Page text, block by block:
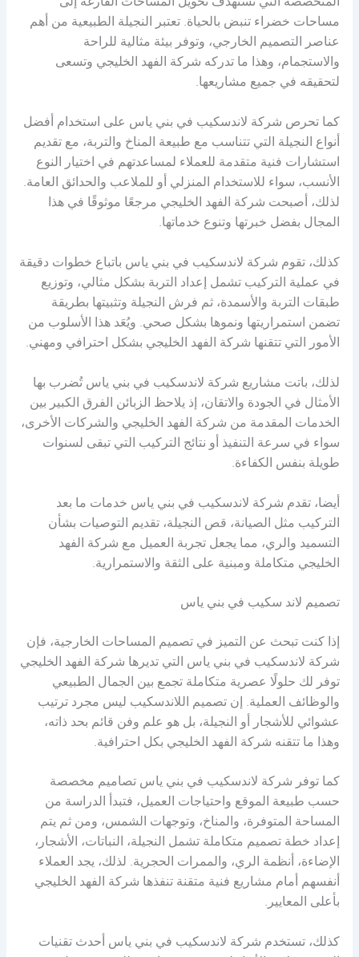
المتخصصة التي تستهدف تحويل المساحات الفارغة إلى
مساحات خضراء تنبض بالحياة. تعتبر النجيلة الطبيعية من أهم
عناصر التصميم الخارجي، وتوفر بيئة مثالية للراحة
والاستجمام، وهذا ما تدركه شركة الفهد الخليجي وتسعى
لتحقيقه في جميع مشاريعها.
كما تحرص شركة لاندسكيب في بني ياس على استخدام أفضل
أنواع النجيلة التي تتناسب مع طبيعة المناخ والتربة، مع تقديم
استشارات فنية متقدمة للعملاء لمساعدتهم في اختيار النوع
الأنسب، سواء للاستخدام المنزلي أو للملاعب والحدائق العامة.
لذلك، أصبحت شركة الفهد الخليجي مرجعًا موثوقًا في هذا
المجال بفضل خبرتها وتنوع خدماتها.
كذلك، تقوم شركة لاندسكيب في بني ياس باتباع خطوات دقيقة
في عملية التركيب تشمل إعداد التربة بشكل مثالي، وتوزيع
طبقات التربة والأسمدة، ثم فرش النجيلة وتثبيتها بطريقة
تضمن استمراريتها ونموها بشكل صحي. ويُعَد هذا الأسلوب من
الأمور التي تتقنها شركة الفهد الخليجي بشكل احترافي ومهني.
لذلك، باتت مشاريع شركة لاندسكيب في بني ياس تُضرب بها
الأمثال في الجودة والاتقان، إذ يلاحظ الزبائن الفرق الكبير بين
الخدمات المقدمة من شركة الفهد الخليجي والشركات الأخرى،
سواء في سرعة التنفيذ أو نتائج التركيب التي تبقى لسنوات
طويلة بنفس الكفاءة.
أيضا، تقدم شركة لاندسكيب في بني ياس خدمات ما بعد
التركيب مثل الصيانة، قص النجيلة، تقديم التوصيات بشأن
التسميد والري، مما يجعل تجربة العميل مع شركة الفهد
الخليجي متكاملة ومبنية على الثقة والاستمرارية.
تصميم لاند سكيب في بني ياس
إذا كنت تبحث عن التميز في تصميم المساحات الخارجية، فإن
شركة لاندسكيب في بني ياس التي تديرها شركة الفهد الخليجي
توفر لك حلولًا عصرية متكاملة تجمع بين الجمال الطبيعي
والوظائف العملية. إن تصميم اللاندسكيب ليس مجرد ترتيب
عشوائي للأشجار أو النجيلة، بل هو علم وفن قائم بحد ذاته،
وهذا ما تتقنه شركة الفهد الخليجي بكل احترافية.
كما توفر شركة لاندسكيب في بني ياس تصاميم مخصصة
حسب طبيعة الموقع واحتياجات العميل، فتبدأ الدراسة من
المساحة المتوفرة، والمناخ، وتوجهات الشمس، ومن ثم يتم
إعداد خطة تصميم متكاملة تشمل النجيلة، النباتات، الأشجار،
الإضاءة، أنظمة الري، والممرات الحجرية. لذلك، يجد العملاء
أنفسهم أمام مشاريع فنية متقنة تنفذها شركة الفهد الخليجي
بأعلى المعايير.
كذلك، تستخدم شركة لاندسكيب في بني ياس أحدث تقنيات